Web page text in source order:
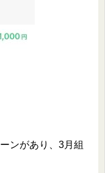
ンがあり、3月組